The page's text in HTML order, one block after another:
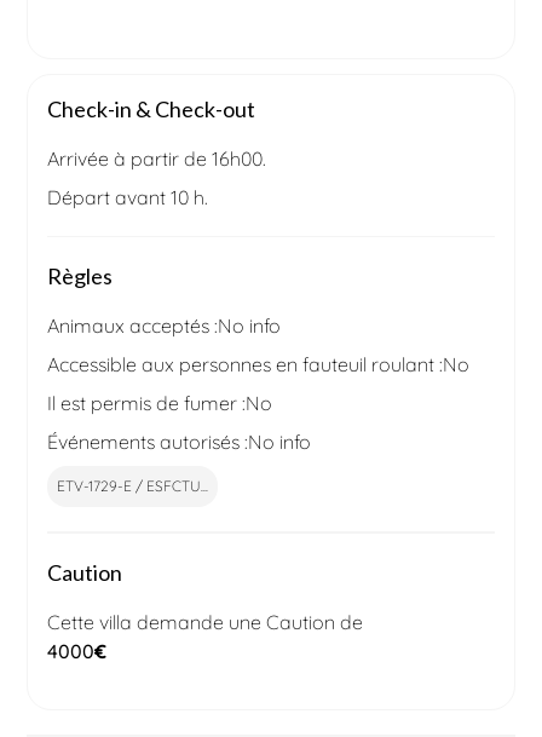
Check-in & Check-out
Arrivée à partir de 16h00.
Départ avant 10 h.
Règles
Animaux acceptés :No info
Accessible aux personnes en fauteuil roulant :No
Il est permis de fumer :No
Événements autorisés :No info
ETV-1729-E / ESFCTU...
Caution
Cette villa demande une Caution de
4000€